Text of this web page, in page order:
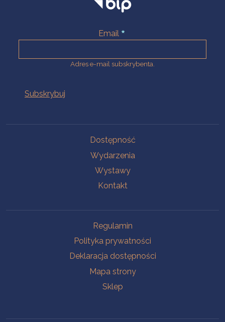
Email
Adres e-mail subskrybenta.
Dostępność
Wydarzenia
Wystawy
Kontakt
Regulamin
Polityka prywatności
Deklaracja dostępności
Mapa strony
Sklep